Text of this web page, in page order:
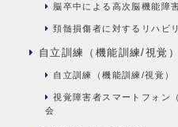
脳卒中による高次脳機能障
頚髄損傷者に対するリハビ
自立訓練（機能訓練/視覚）
自立訓練（機能訓練/視覚）
視覚障害者スマートフォン
会